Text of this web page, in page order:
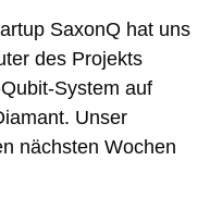
SaxonQ hat uns
des Projekts
System auf
Unser
nächsten Wochen